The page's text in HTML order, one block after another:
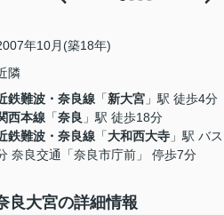
年10月(築18年)
隣
鉄難波・奈良線 「新大宮 」駅 徒歩4分
西本線 「奈良 」駅 徒歩18分
鉄難波・奈良線 「大和西大寺 」駅 バ
奈良交通「奈良市庁前」 停歩7分
良大宮の詳細情報